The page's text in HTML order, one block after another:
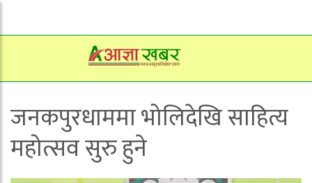
जनकपुरधाममा भोलिदेखि साहित्य
महोत्सव सुरु हुने